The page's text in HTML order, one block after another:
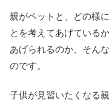
親がペットと、どの様
とを考えてあげている
あげられるのか、そん
のです。
子供が見習いたくなる